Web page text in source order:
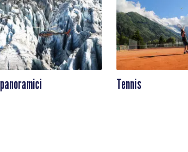
Tennis